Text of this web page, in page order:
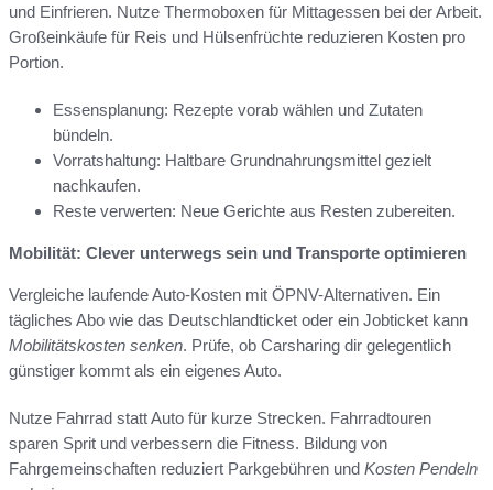
und Einfrieren. Nutze Thermoboxen für Mittagessen bei der Arbeit.
Großeinkäufe für Reis und Hülsenfrüchte reduzieren Kosten pro
Portion.
Essensplanung: Rezepte vorab wählen und Zutaten
bündeln.
Vorratshaltung: Haltbare Grundnahrungsmittel gezielt
nachkaufen.
Reste verwerten: Neue Gerichte aus Resten zubereiten.
Mobilität: Clever unterwegs sein und Transporte optimieren
Vergleiche laufende Auto-Kosten mit ÖPNV-Alternativen. Ein
tägliches Abo wie das Deutschlandticket oder ein Jobticket kann
Mobilitätskosten senken. Prüfe, ob Carsharing dir gelegentlich
günstiger kommt als ein eigenes Auto.
Nutze Fahrrad statt Auto für kurze Strecken. Fahrradtouren
sparen Sprit und verbessern die Fitness. Bildung von
Fahrgemeinschaften reduziert Parkgebühren und Kosten Pendeln